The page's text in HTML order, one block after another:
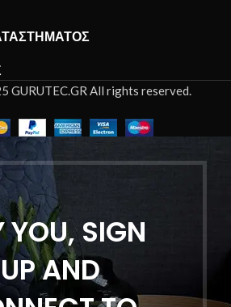
All rights reserved.
YOU, SIGN
UP AND